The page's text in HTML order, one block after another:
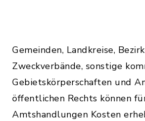
Gemeinden, Landkreise,
Zweckverbände, sonstige
Gebietskörperschaften und
öffentlichen Rechts können
Amtshandlungen Kosten